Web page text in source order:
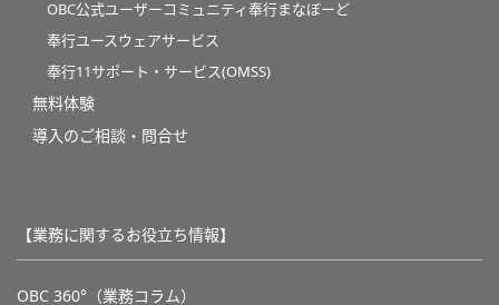
OBC公式ユーザーコミュニティ奉行まなぼーど
奉行ユースウェアサービス
奉行11サポート・サービス(OMSS)
無料体験
導入のご相談・問合せ
【業務に関するお役立ち情報】
OBC 360°（業務コラム）